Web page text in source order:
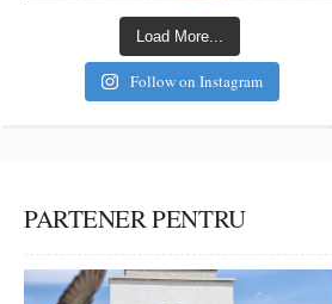
Load More...
Follow on Instagram
PARTENER PENTRU